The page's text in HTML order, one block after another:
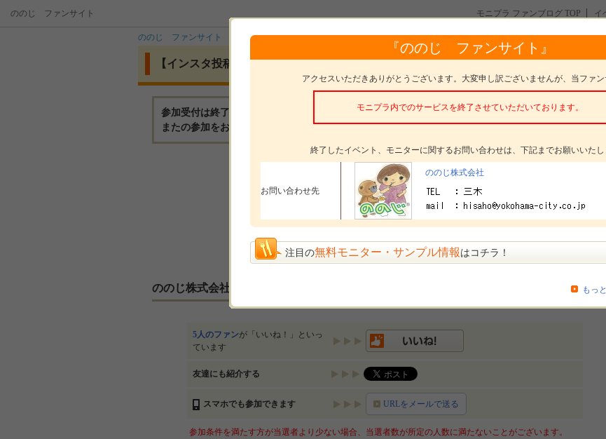
ののじ ファンサイト モニプラ ファンブログ TOP イ
ののじ ファンサイト イベント 【インスタ投稿】ののじ「サラダおろし」モニター募集50名様
『ののじ ファンサイト』
アクセスいただきありがとうございます。大変申し訳ございませんが、当ファ
モニプラ内でのサービスを終了させていただいております。
終了したイベント、モニターに関するお問い合わせは、下記までお願いいたし
お問い合わせ先
ののじ株式会社
注目の無料モニター・サンプル情報 はコチラ！
もっ
【インスタ投稿】ののじ「サラダおろし」モニター募集50名様
参加受付は終了いたしました。
またの参加をお待ちしております。
ののじ サラダおろし
モニター数 50名
参加〆切 参加受付は終了いたしました
選考方法 選考 発表日： 2月7日(木)
ののじ株式会社からのメッセージ
5人のファンが「いいね！」といっ
ています
友達にも紹介する
スマホでも参加できます URLをメールで送る
参加条件を満たす方が当選者より少ない場合、当選者数が所定の人数に満たないことがございます。